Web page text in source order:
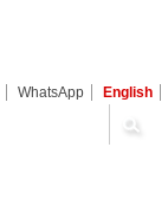
WhatsApp English